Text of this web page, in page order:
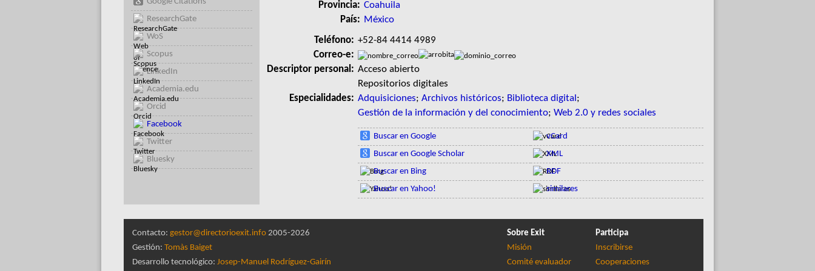
ResearchGate
WoS
Scopus
LinkedIn
Academia.edu
Orcid
Facebook
Twitter
Bluesky
Provincia: Coahuila
País: México
Teléfono: +52-84 4414 4989
Correo-e:
Descriptor personal: Acceso abierto
Repositorios digitales
Especialidades: Adquisiciones; Archivos históricos; Biblioteca digital ;
Gestión de la información y del conocimiento; Web 2.0 y redes sociales
Buscar en Google
Buscar en Google Scholar
Buscar en Bing
Buscar en Yahoo!
vCard
XML
RDF
similares
Contacto: gestor@directorioexit.info 2005-2026
Gestión: Tomàs Baiget
Desarrollo tecnológico: Josep-Manuel Rodríguez-Gairín
Sobre Exit
Misión
Comité evaluador
Participa
Inscribirse
Cooperaciones